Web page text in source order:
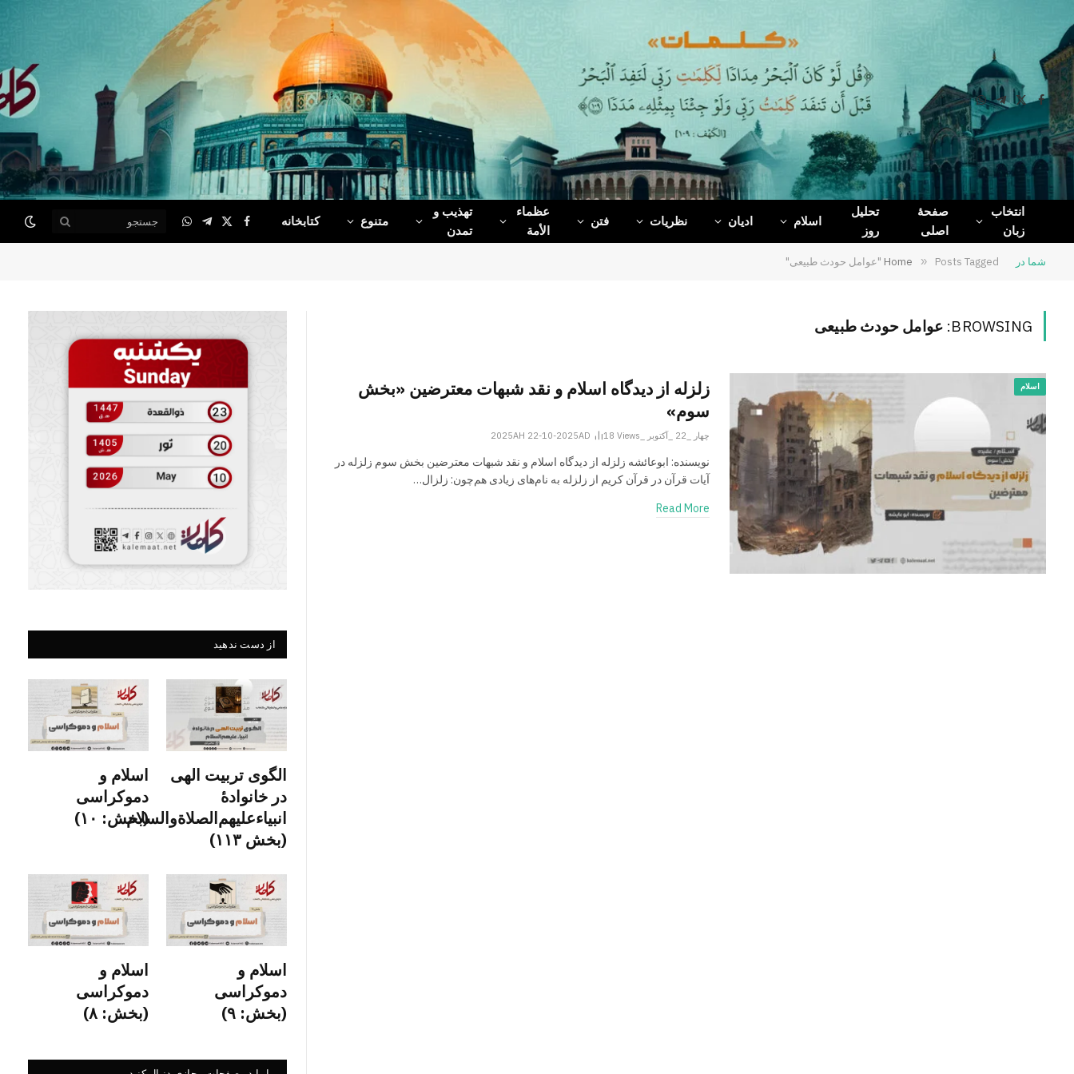
Facebook
X
(Twitter)
Telegram
WhatsApp
انتخاب
زبان
صفحۀ
اصلی
تحلیل
روز
اسلام ادیان نظریات فتن
عظماء‌
الأمة
تهذیب و
تمدن
متنوع کتابخانه Facebook
X
(Twitter)
Telegram
WhatsApp
شما در Home » Posts Tagged "عوامل حودث طبیعی"
BROWSING: عوامل حودث طبیعی
اسلام
زلزله از دیدگاه اسلام و نقد شبهات معترضین «بخش
سوم»
چهار _22 _آکتوبر _2025AH 22-10-2025AD 18Views
نویسنده: ابوعائشه زلزله از دیدگاه اسلام و نقد شبهات معترضین بخش سوم زلزله در
آیات قرآن در قرآن کریم از زلزله به نام‌های زیادی هم‌چون: زلزال…
Read More
از دست ندهید
الگوی تربیت الهی
در خانوادۀ
انبیاءعلیهم‌الصلاةو‌السلام
(بخش ۱۱۳)
اسلام و
دموکراسی
(بخش: ۱۰)
اسلام و
دموکراسی
(بخش: ۹)
اسلام و
دموکراسی
(بخش: ۸)